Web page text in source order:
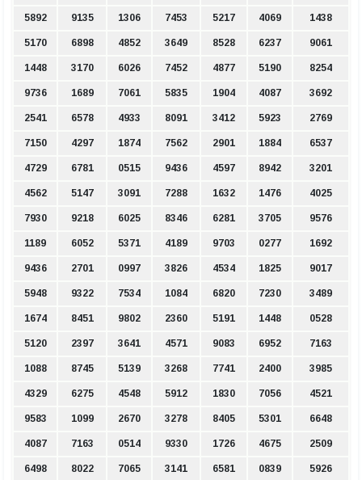
5892 9135 1306 7453 5217 4069 1438
5170 6898 4852 3649 8528 6237 9061
1448 3170 6026 7452 4877 5190 8254
9736 1689 7061 5835 1904 4087 3692
2541 6578 4933 8091 3412 5923 2769
7150 4297 1874 7562 2901 1884 6537
4729 6781 0515 9436 4597 8942 3201
4562 5147 3091 7288 1632 1476 4025
7930 9218 6025 8346 6281 3705 9576
1189 6052 5371 4189 9703 0277 1692
9436 2701 0997 3826 4534 1825 9017
5948 9322 7534 1084 6820 7230 3489
1674 8451 9802 2360 5191 1448 0528
5120 2397 3641 4571 9083 6952 7163
1088 8745 5139 3268 7741 2400 3985
4329 6275 4548 5912 1830 7056 4521
9583 1099 2670 3278 8405 5301 6648
4087 7163 0514 9330 1726 4675 2509
6498 8022 7065 3141 6581 0839 5926